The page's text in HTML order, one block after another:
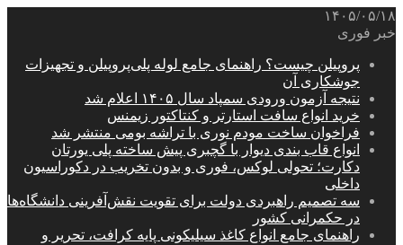
۱۴۰۵/۰۵/۱۸
خبر فوری
پروپیلن چیست؟ راهنمای جامع لوله پلی‌پروپیلن و تجهیزات
جوشکاری آن
نتیجه آزمون ورودی سمپاد سال ۱۴۰۵ اعلام شد
خرید انواع سافت استارتر و کنتاکتور زیمنس
فراخوان ساخت مودم نوری با تراشه بومی منتشر شد
انواع قاب بندی دیوار با گچبری پیش ساخته پلی یورتان
دکارت؛ تحولی لوکس، فوری و بدون تخریب در دکوراسیون
داخلی
سه تصمیم راهبردی دولت برای تقویت نقش‌آفرینی دانشگاه‌ها
در حکمرانی کشور
راهنمای جامع انواع کاغذ سیلیکونی پایه کرافت، تحریر و